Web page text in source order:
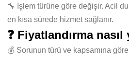
🔧 İşlem türüne göre değişir. Acil
en kısa sürede hizmet sağlanır.
❓ Fiyatlandırma nasıl
💰 Sorunun türü ve kapsamına